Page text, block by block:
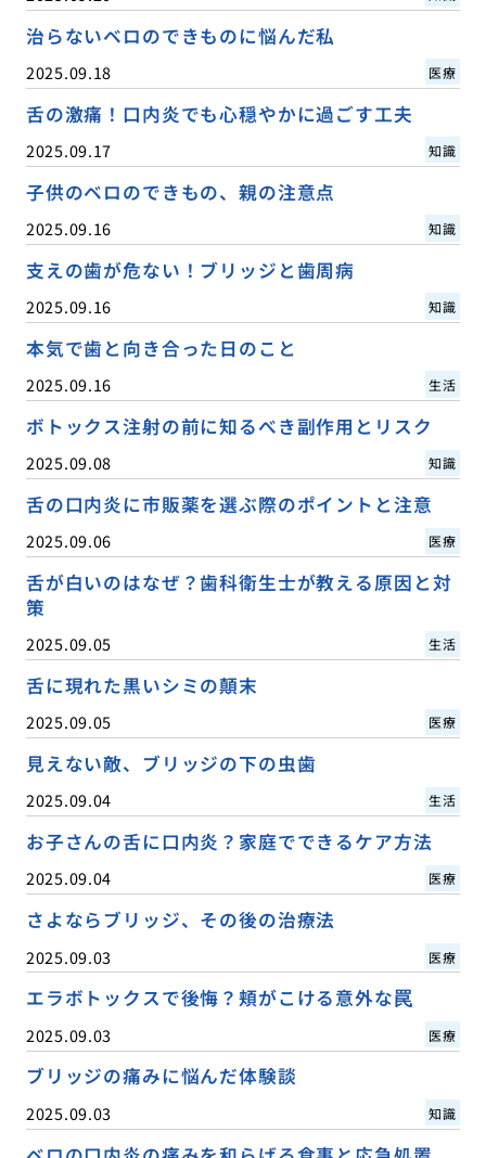
治らないベロのできものに悩んだ私
2025.09.18 医療
舌の激痛！口内炎でも心穏やかに過ごす工夫
2025.09.17 知識
子供のベロのできもの、親の注意点
2025.09.16 知識
支えの歯が危ない！ブリッジと歯周病
2025.09.16 知識
本気で歯と向き合った日のこと
2025.09.16 生活
ボトックス注射の前に知るべき副作用とリスク
2025.09.08 知識
舌の口内炎に市販薬を選ぶ際のポイントと注意
2025.09.06 医療
舌が白いのはなぜ？歯科衛生士が教える原因と対
策
2025.09.05 生活
舌に現れた黒いシミの顛末
2025.09.05 医療
見えない敵、ブリッジの下の虫歯
2025.09.04 生活
お子さんの舌に口内炎？家庭でできるケア方法
2025.09.04 医療
さよならブリッジ、その後の治療法
2025.09.03 医療
エラボトックスで後悔？頬がこける意外な罠
2025.09.03 医療
ブリッジの痛みに悩んだ体験談
2025.09.03 知識